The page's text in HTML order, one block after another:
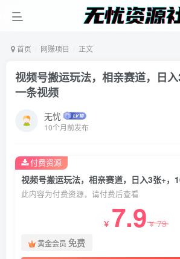
首页 网赚项目 正文
视频号搬运玩法，相亲赛道，日
一条视频
无忧
10个月前发布
视频号搬运玩法，相亲赛道，日入3张+，
此内容为付费资源，请付费后查看
￥ 7.9￥79
黄金会员 免费
付费资源